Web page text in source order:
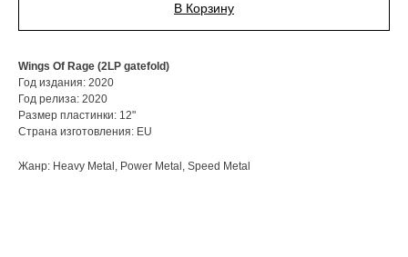
В Корзину
Wings Of Rage (2LP gatefold)
Год издания: 2020
Год релиза: 2020
Размер пластинки: 12"
Страна изготовления: EU
Жанр: Heavy Metal, Power Metal, Speed Metal